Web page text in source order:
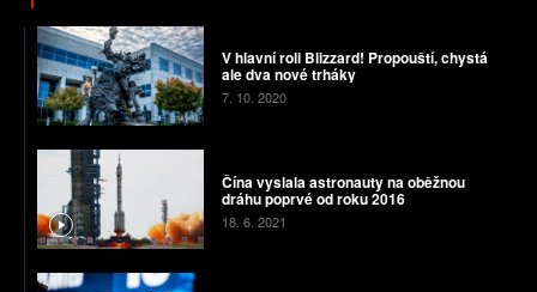
V hlavní roli Blizzard! Propouští, chystá
ale dva nové trháky
7. 10. 2020
Čína vyslala astronauty na oběžnou
dráhu poprvé od roku 2016
18. 6. 2021